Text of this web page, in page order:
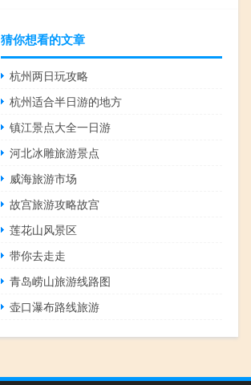
猜你想看的文章
杭州两日玩攻略
杭州适合半日游的地方
镇江景点大全一日游
河北冰雕旅游景点
威海旅游市场
故宫旅游攻略故宫
莲花山风景区
带你去走走
青岛崂山旅游线路图
壶口瀑布路线旅游